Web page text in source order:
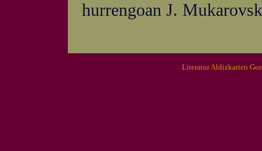
hurrengoan J.
Literatur Aldizkarien